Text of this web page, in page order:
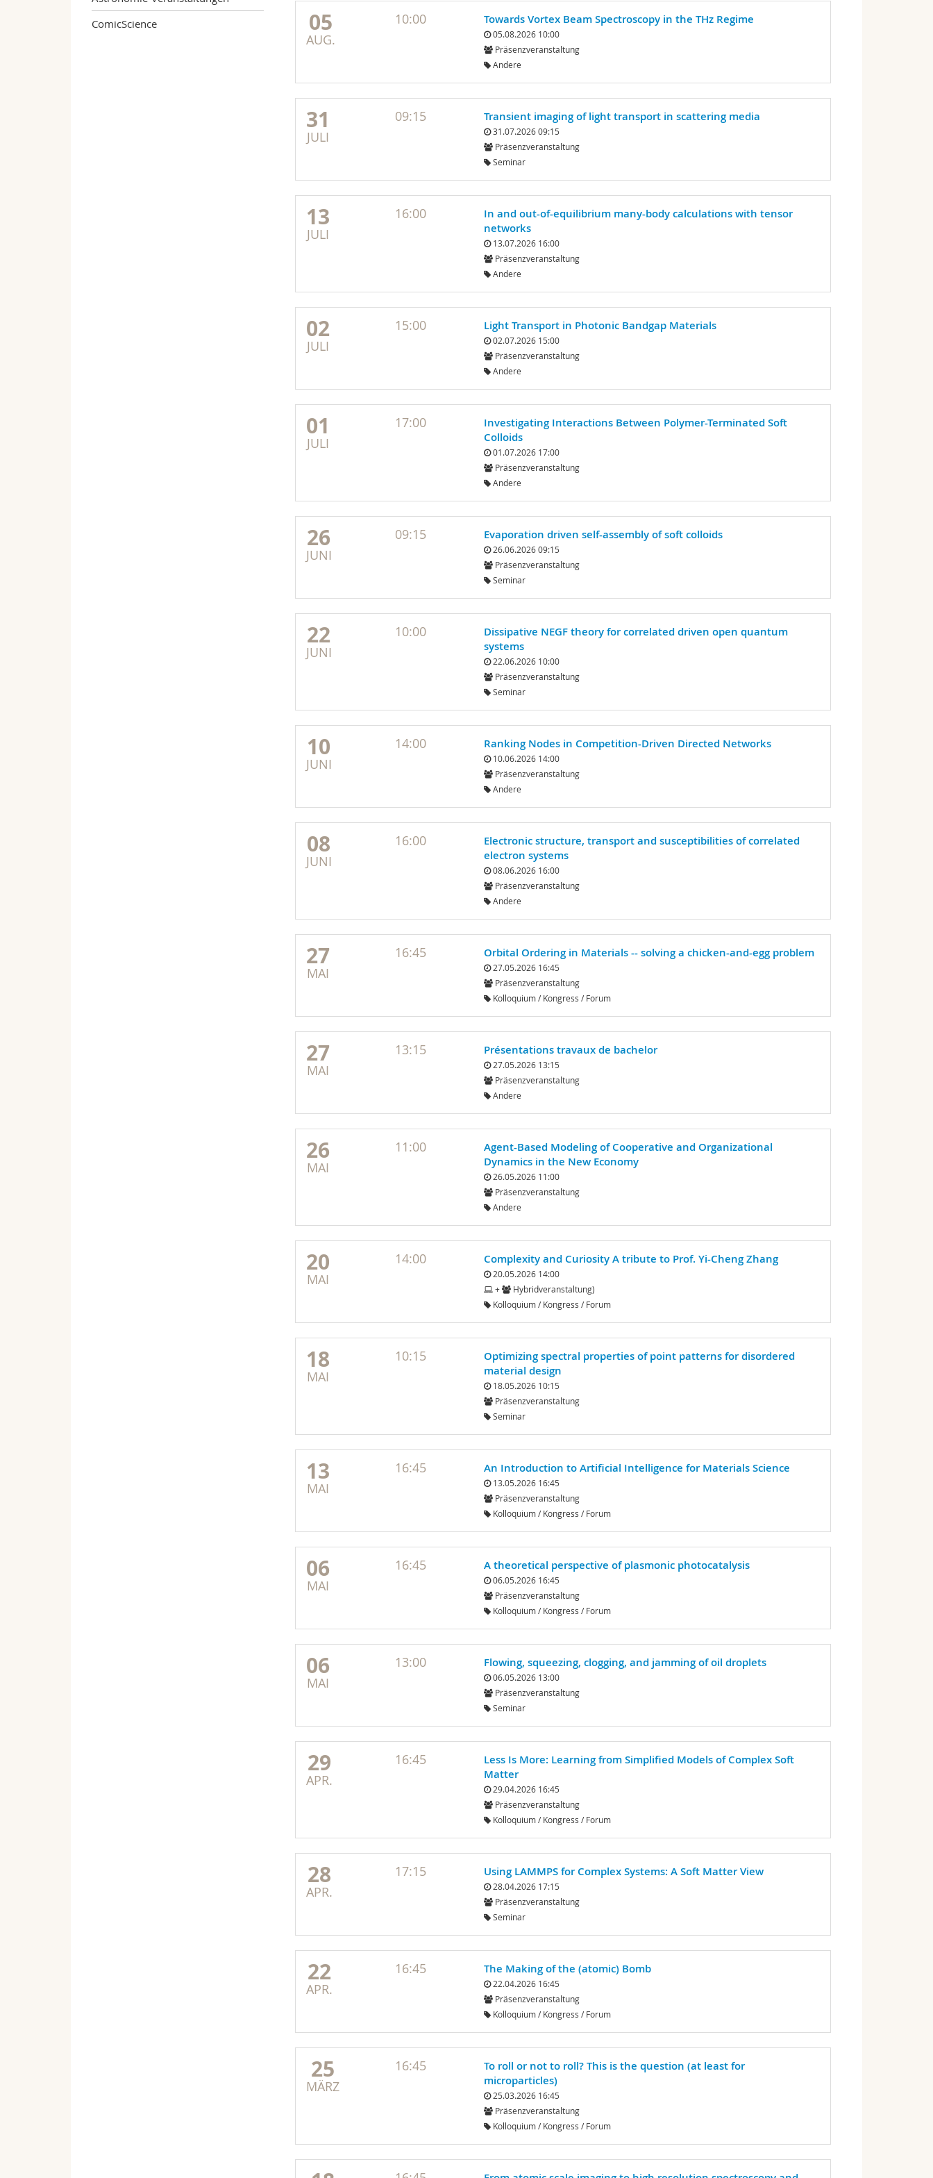
ComicScience
05
AUG.
10:00 Towards Vortex Beam Spectroscopy in the THz Regime
05.08.2026 10:00
Präsenzveranstaltung
Andere
31
JULI
09:15 Transient imaging of light transport in scattering media
31.07.2026 09:15
Präsenzveranstaltung
Seminar
13
JULI
16:00
In and out-of-equilibrium many-body calculations with tensor
networks
13.07.2026 16:00
Präsenzveranstaltung
Andere
02
JULI
15:00 Light Transport in Photonic Bandgap Materials
02.07.2026 15:00
Präsenzveranstaltung
Andere
01
JULI
17:00
Investigating Interactions Between Polymer-Terminated Soft
Colloids
01.07.2026 17:00
Präsenzveranstaltung
Andere
26
JUNI
09:15 Evaporation driven self-assembly of soft colloids
26.06.2026 09:15
Präsenzveranstaltung
Seminar
22
JUNI
10:00
Dissipative NEGF theory for correlated driven open quantum
systems
22.06.2026 10:00
Präsenzveranstaltung
Seminar
10
JUNI
14:00 Ranking Nodes in Competition-Driven Directed Networks
10.06.2026 14:00
Präsenzveranstaltung
Andere
08
JUNI
16:00
Electronic structure, transport and susceptibilities of correlated
electron systems
08.06.2026 16:00
Präsenzveranstaltung
Andere
27
MAI
16:45 Orbital Ordering in Materials -- solving a chicken-and-egg problem
27.05.2026 16:45
Präsenzveranstaltung
Kolloquium / Kongress / Forum
27
MAI
13:15 Présentations travaux de bachelor
27.05.2026 13:15
Präsenzveranstaltung
Andere
26
MAI
11:00
Agent-Based Modeling of Cooperative and Organizational
Dynamics in the New Economy
26.05.2026 11:00
Präsenzveranstaltung
Andere
20
MAI
14:00 Complexity and Curiosity A tribute to Prof. Yi-Cheng Zhang
20.05.2026 14:00
+
Hybridveranstaltung)
Kolloquium / Kongress / Forum
18
MAI
10:15
Optimizing spectral properties of point patterns for disordered
material design
18.05.2026 10:15
Präsenzveranstaltung
Seminar
13
MAI
16:45 An Introduction to Artificial Intelligence for Materials Science
13.05.2026 16:45
Präsenzveranstaltung
Kolloquium / Kongress / Forum
06
MAI
16:45 A theoretical perspective of plasmonic photocatalysis
06.05.2026 16:45
Präsenzveranstaltung
Kolloquium / Kongress / Forum
06
MAI
13:00 Flowing, squeezing, clogging, and jamming of oil droplets
06.05.2026 13:00
Präsenzveranstaltung
Seminar
29
APR.
16:45
Less Is More: Learning from Simplified Models of Complex Soft
Matter
29.04.2026 16:45
Präsenzveranstaltung
Kolloquium / Kongress / Forum
28
APR.
17:15 Using LAMMPS for Complex Systems: A Soft Matter View
28.04.2026 17:15
Präsenzveranstaltung
Seminar
22
APR.
16:45 The Making of the (atomic) Bomb
22.04.2026 16:45
Präsenzveranstaltung
Kolloquium / Kongress / Forum
25
MÄRZ
16:45
To roll or not to roll? This is the question (at least for
microparticles)
25.03.2026 16:45
Präsenzveranstaltung
Kolloquium / Kongress / Forum